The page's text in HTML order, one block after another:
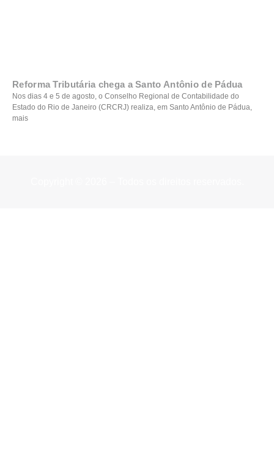
Reforma Tributária chega a Santo Antônio de Pádua
Nos dias 4 e 5 de agosto, o Conselho Regional de Contabilidade do
Estado do Rio de Janeiro (CRCRJ) realiza, em Santo Antônio de Pádua,
mais